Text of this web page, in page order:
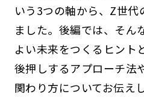
いう3つの軸から、Z世代
ました。後編では、そん
よい未来をつくるヒント
後押しするアプローチ法
関わり方についてお伝え